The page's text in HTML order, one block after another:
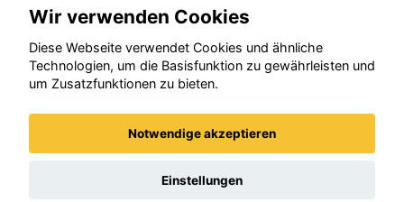
Opel Mokka
Wir verwenden Cookies
Diese Webseite verwendet Cookies und ähnliche
Technologien, um die Basisfunktion zu gewährleisten und
um Zusatzfunktionen zu bieten.
Notwendige akzeptieren
Einstellungen